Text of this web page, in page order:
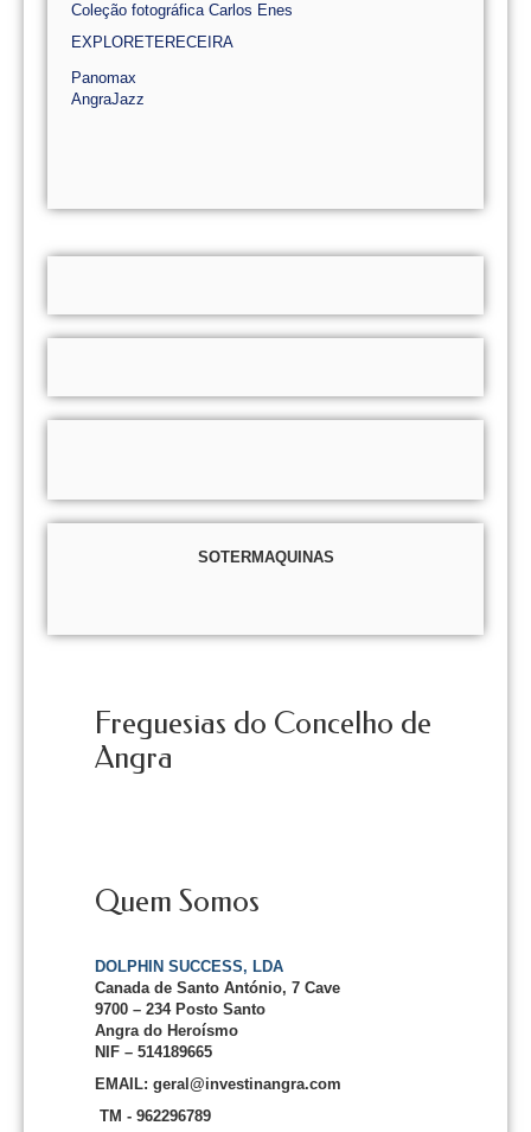
Coleção fotográfica Carlos Enes
EXPLORETERECEIRA
Panomax
AngraJazz
SOTERMAQUINAS
Freguesias do Concelho de
Angra
Quem Somos
DOLPHIN SUCCESS, LDA
Canada de Santo António, 7 Cave
9700 – 234 Posto Santo
Angra do Heroísmo
NIF – 514189665
EMAIL: geral@investinangra.com
TM - 962296789